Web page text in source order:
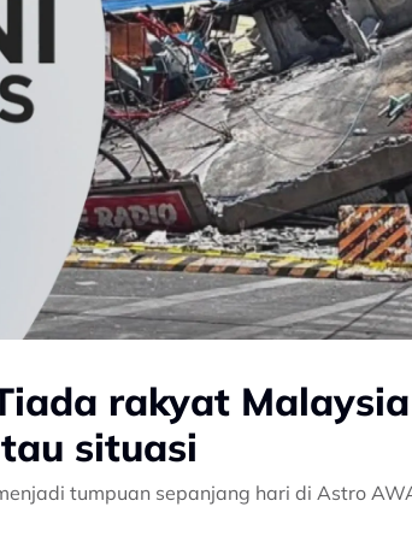
rakyat
situasi
tumpuan sepanjang hari di Astro